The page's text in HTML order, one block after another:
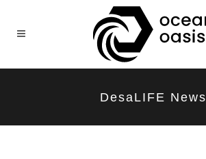
DesaLIFE News